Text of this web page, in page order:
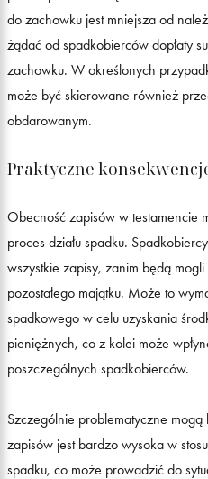
do zachowku jest mniejsza od
żądać od spadkobierców dopłaty
zachowku. W określonych
może być skierowane również
obdarowanym.
Praktyczne
Obecność zapisów w testamencie
proces działu spadku.
wszystkie zapisy, zanim będą
pozostałego majątku. Może to
spadkowego w celu uzyskania
pieniężnych, co z kolei może
poszczególnych spadkobierców.
Szczególnie problematyczne
zapisów jest bardzo wysoka w
spadku, co może prowadzić do